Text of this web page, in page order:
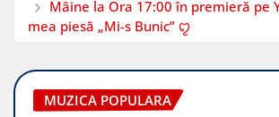
Mâine la Ora 17:00 în premieră pe
mea piesă „Mi-s Bunic” ꨄ︎
MUZICA POPULARA